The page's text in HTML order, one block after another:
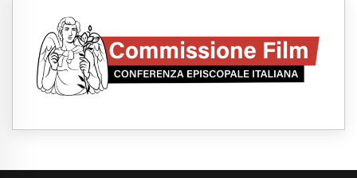
08.08.2026
Argentina, l'arcivescovo Colombo: "La
visita del Papa messaggio di pace e
dignità"